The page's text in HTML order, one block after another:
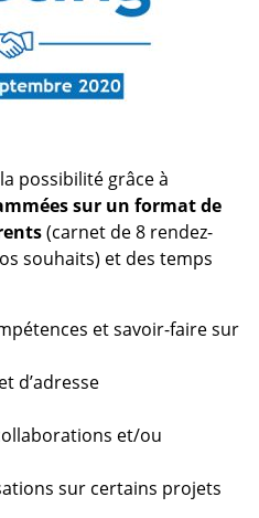
possibilité grâce à
sur un format de
(carnet de 8 rendez-
souhaits) et des temps
et savoir-faire sur
d’adresse
et/ou
sur certains projets